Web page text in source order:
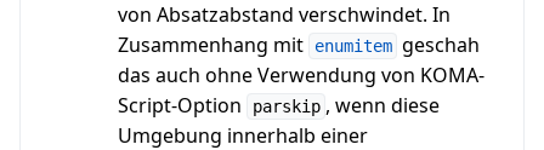
von Absatzabstand verschwindet. In
Zusammenhang mit
enumitem geschah
das auch ohne Verwendung von KOMA-
Script-Option
parskip , wenn diese
Umgebung innerhalb einer